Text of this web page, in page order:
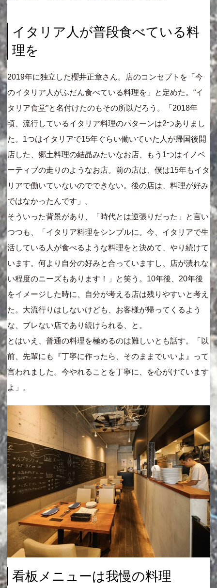
イタリア人が普段食べている料
理を
2019年に独立した櫻井正章さん。店のコンセプトを「今
のイタリア人がふだん食べている料理を」と定めた。“イ
タリア食堂”と名付けたのもその所以だろう。「2018年
頃、流行しているイタリア料理のパターンは2つありまし
た。1つはイタリアで15年ぐらい働いていた人が帰国後開
店した、郷土料理の結晶みたいなお店、もう1つはイノベ
ーティブの走りのようなお店。前の店は、僕は15年もイタ
リアで働いていないのでできない。後の店は、料理が好み
ではなかったんです」。
そういった背景があり、「時代とは逆張りだった」と言い
つつも、「イタリア料理をシンプルに。今、イタリアで生
活している人が食べるような料理をと決めて、やり続けて
います。何より自分の好みと合っていますし、店が潰れな
い程度のニーズもあります！」と笑う。10年後、20年後
をイメージした時に、自分が考える店は残りやすいと考え
た。大流行りはしないけども、お客様が帰ってくるよう
な、ブレない店であり続けられる、と。
とはいえ、普通の料理を極めるのは難しいとも話す。「以
前、先輩にも『丁寧に作ったら、そのままでいいよ』って
言われました。今やれることを丁寧に、を心がけています
よ」。
看板メニューは我慢の料理